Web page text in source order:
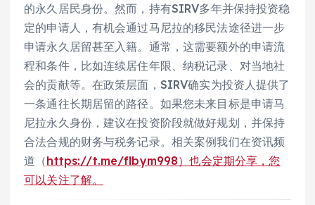
的永久居民身份。然而，持有SIRV多年并保持投资稳
定的申请人，有机会通过马尼拉的移民法途径进一步
申请永久居留甚至入籍。通常，这需要额外的申请流
程和条件，比如连续居住年限、纳税记录、对当地社
会的贡献等。在政策层面，SIRV确实为投资人提供了
一条通往长期居留的路径。如果您未来目标是申请马
尼拉永久身份，建议在投资阶段就做好规划，并保持
合法合规的财务与税务记录。相关案例我们在资讯频
道（https://t.me/flbym998）也会定期分享，您
可以关注了解。